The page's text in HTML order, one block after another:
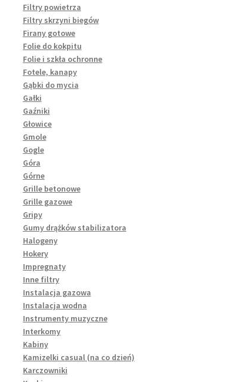
Filtry powietrza
Filtry skrzyni biegów
Firany gotowe
Folie do kokpitu
Folie i szkła ochronne
Fotele, kanapy
Gąbki do mycia
Gałki
Gaźniki
Głowice
Gmole
Gogle
Góra
Górne
Grille betonowe
Grille gazowe
Gripy
Gumy drążków stabilizatora
Halogeny
Hokery
Impregnaty
Inne filtry
Instalacja gazowa
Instalacja wodna
Instrumenty muzyczne
Interkomy
Kabiny
Kamizelki casual (na co dzień)
Karczowniki